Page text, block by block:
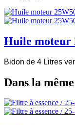
Huile moteur
Bidon de 4 Litres
Dans la